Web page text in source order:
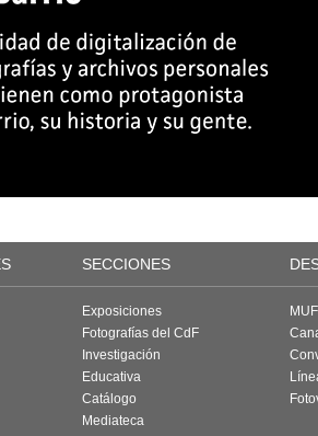
SECCIONES
Exposiciones
Fotografías del CdF
Investigación
Educativa
Catálogo
Mediateca